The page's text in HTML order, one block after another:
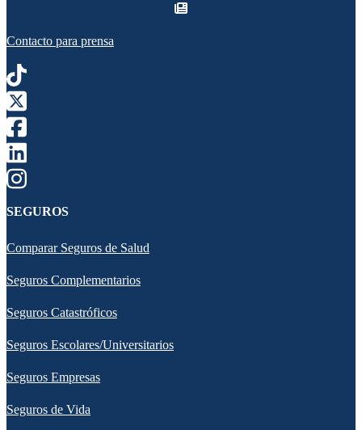
Contacto para prensa
SEGUROS
Comparar Seguros de Salud
Seguros Complementarios
Seguros Catastróficos
Seguros Escolares/Universitarios
Seguros Empresas
Seguros de Vida